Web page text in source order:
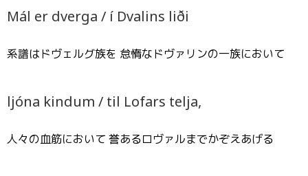
Mál er dverga / í Dvalins liði
系譜はドヴェルグ族を 怠惰なドヴァリンの一族において
ljóna kindum / til Lofars telja,
人々の血筋において 誉あるロヴァルまでかぞえあげる